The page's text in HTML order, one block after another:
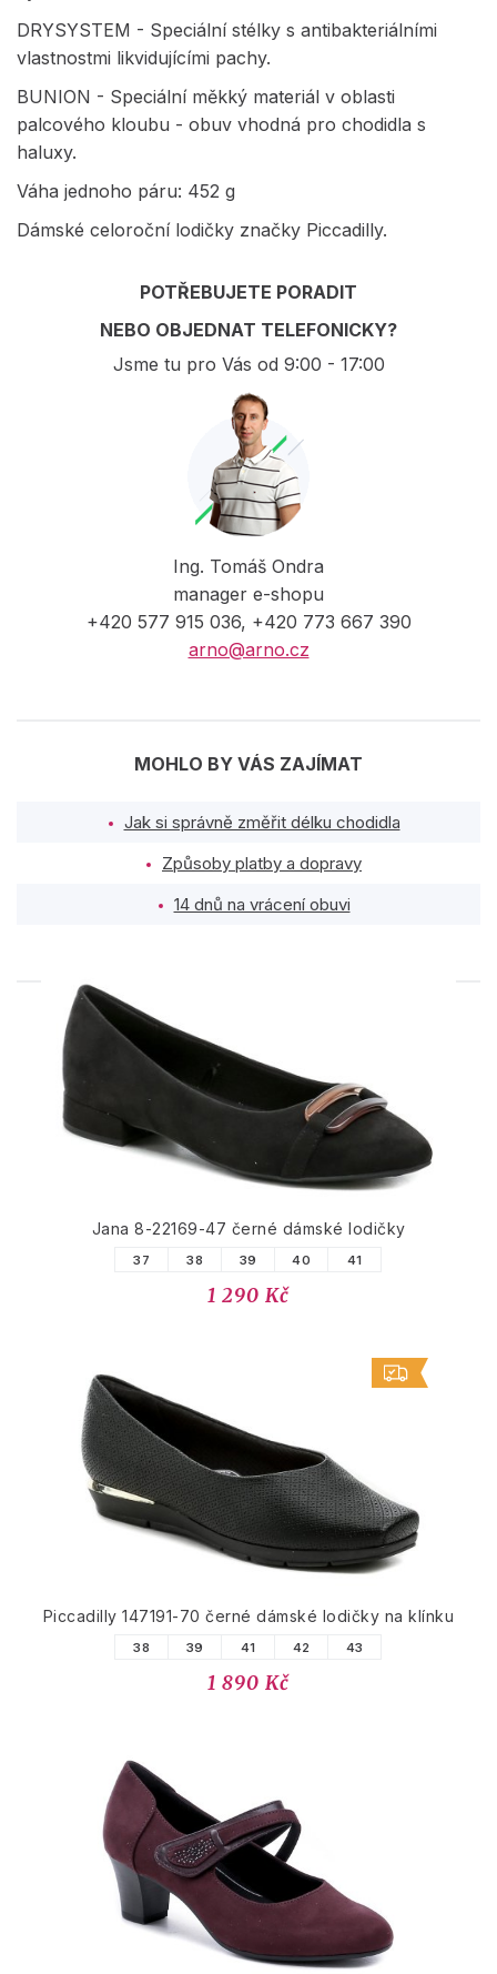
DRYSYSTEM - Speciální stélky s antibakteriálními
vlastnostmi likvidujícími pachy.
BUNION - Speciální měkký materiál v oblasti
palcového kloubu - obuv vhodná pro chodidla s
haluxy.
Váha jednoho páru: 452 g
Dámské celoroční lodičky značky Piccadilly.
POTŘEBUJETE PORADIT
NEBO OBJEDNAT TELEFONICKY?
Jsme tu pro Vás od 9:00 - 17:00
Ing. Tomáš Ondra
manager e-shopu
+420 577 915 036, +420 773 667 390
arno@arno.cz
MOHLO BY VÁS ZAJÍMAT
Jak si správně změřit délku chodidla
Způsoby platby a dopravy
14 dnů na vrácení obuvi
PODOBNÉ PRODUKTY
Jana 8-22169-47 černé dámské lodičky
37 38 39 40 41
1 290 Kč
Piccadilly 147191-70 černé dámské lodičky na klínku
38 39 41 42 43
1 890 Kč